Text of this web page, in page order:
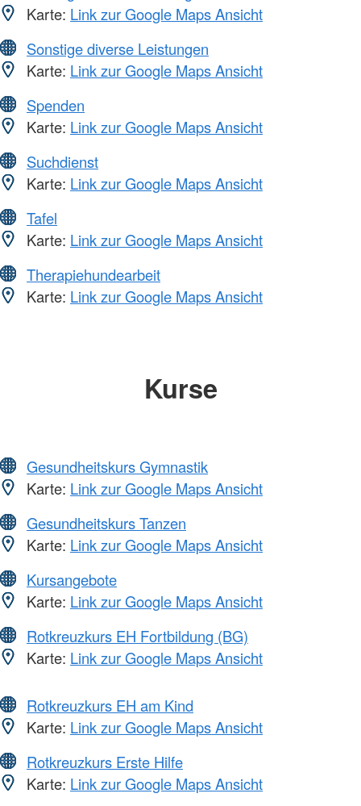
Karte: Link zur Google Maps Ansicht
Sonstige diverse Leistungen
Karte: Link zur Google Maps Ansicht
Spenden
Karte: Link zur Google Maps Ansicht
Suchdienst
Karte: Link zur Google Maps Ansicht
Tafel
Karte: Link zur Google Maps Ansicht
Therapiehundearbeit
Karte: Link zur Google Maps Ansicht
Kurse
Gesundheitskurs Gymnastik
Karte: Link zur Google Maps Ansicht
Gesundheitskurs Tanzen
Karte: Link zur Google Maps Ansicht
Kursangebote
Karte: Link zur Google Maps Ansicht
Rotkreuzkurs EH Fortbildung (BG)
Karte: Link zur Google Maps Ansicht
Rotkreuzkurs EH am Kind
Karte: Link zur Google Maps Ansicht
Rotkreuzkurs Erste Hilfe
Karte: Link zur Google Maps Ansicht